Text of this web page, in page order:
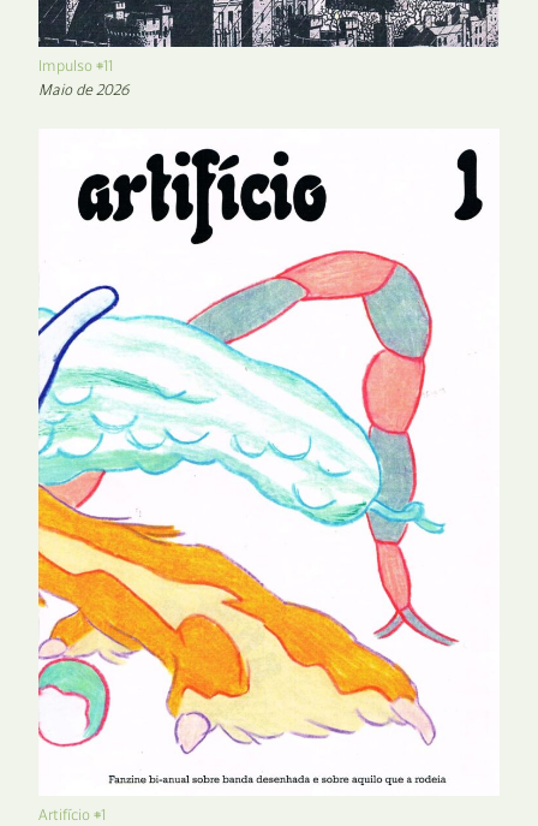
Impulso #11
Maio de 2026
Artifício #1